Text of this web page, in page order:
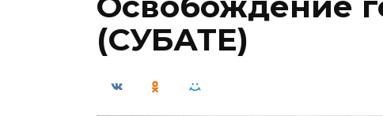
(СУБАТЕ)